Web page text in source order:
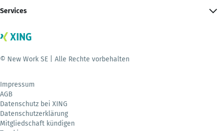
Services
© New Work SE | Alle Rechte vorbehalten
Impressum
AGB
Datenschutz bei XING
Datenschutzerklärung
Mitgliedschaft kündigen